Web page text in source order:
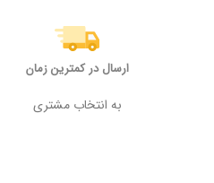
ارسال در کمترین زمان
به انتخاب مشتری